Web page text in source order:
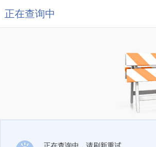
正在查询中